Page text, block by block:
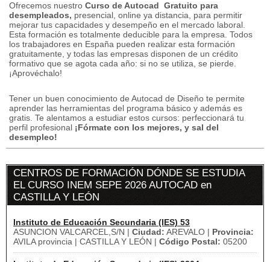
Ofrecemos nuestro Curso de Autocad Gratuito para
desempleados, presencial, online ya distancia, para permitir
mejorar tus capacidades y desempeño en el mercado laboral.
Esta formación es totalmente deducible para la empresa. Todos
los trabajadores en España pueden realizar esta formación
gratuitamente, y todas las empresas disponen de un crédito
formativo que se agota cada año: si no se utiliza, se pierde.
¡Aprovéchalo!
Tener un buen conocimiento de Autocad de Diseño te permite
aprender las herramientas del programa básico y además es
gratis. Te alentamos a estudiar estos cursos: perfeccionará tu
perfil profesional ¡Fórmate con los mejores, y sal del
desempleo!
CENTROS DE FORMACIÓN DÓNDE SE ESTUDIA
EL CURSO INEM SEPE 2026 AUTOCAD en
CASTILLA Y LEÓN
Instituto de Educación Secundaria (IES) 53
ASUNCION VALCARCEL,S/N | Ciudad: AREVALO | Provincia:
AVILA provincia | CASTILLA Y LEÓN | Código Postal: 05200